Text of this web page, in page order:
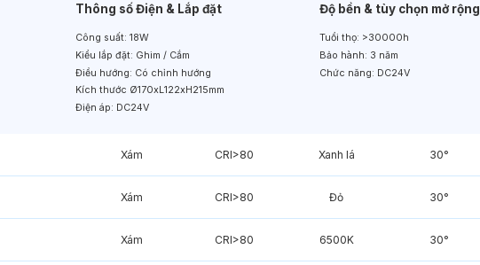
Thông số Điện & Lắp đặt
Công suất: 18W
Kiểu lắp đặt: Ghim / Cắm
Điều hướng: Có chỉnh hướng
Kích thước Ø170xL122xH215mm
Điện áp: DC24V
Độ bền & tùy chọn mở rộng
Tuổi thọ: >30000h
Bảo hành: 3 năm
Chức năng: DC24V
Xám CRI>80 Xanh lá 30°
Xám CRI>80 Đỏ 30°
Xám CRI>80 6500K 30°